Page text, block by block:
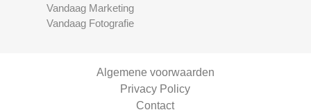
Vandaag Marketing
Vandaag Fotografie
Algemene voorwaarden
Privacy Policy
Contact